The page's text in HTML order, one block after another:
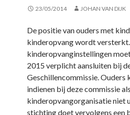
23/05/2014 JOHAN VAN DIJK
De positie van ouders met
kinderopvang wordt
kinderopvanginstellingen
2015 verplicht aansluiten bij
Geschillencommissie. Ouders
indienen bij deze commissie
kinderopvangorganisatie niet
stichting doet vervolgens een